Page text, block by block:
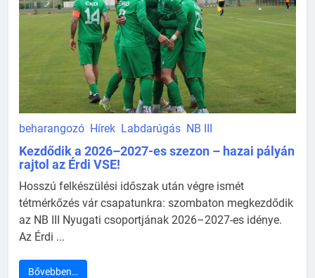
beharangozó Hírek Labdarúgás NB III
Kezdődik a 2026–2027-es szezon – hazai pályán
rajtol az Érdi VSE!
Hosszú felkészülési időszak után végre ismét
tétmérkőzés vár csapatunkra: szombaton megkezdődik
az NB III Nyugati csoportjának 2026–2027-es idénye.
Az Érdi ...
Bővebben…